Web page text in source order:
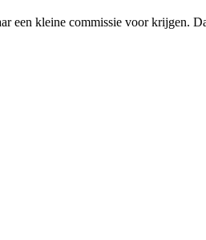
een kleine commissie voor krijgen.